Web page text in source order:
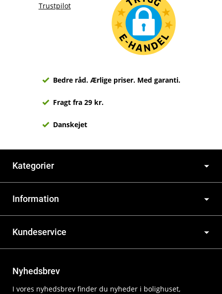
Trustpilot
Bedre råd. Ærlige priser. Med garanti.
Fragt fra 29 kr.
Danskejet
Kategorier
Information
Kundeservice
Nyhedsbrev
I vores nyhedsbrev finder du nyheder i bolighuset,